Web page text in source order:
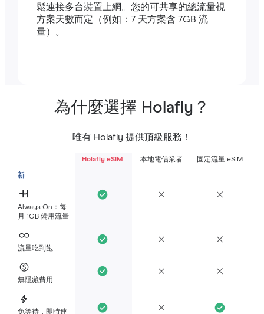
鬆連接多台裝置上網。您的可共享的總流量視
方案天數而定（例如：7 天方案含 7GB 流
量）。
為什麼選擇 Holafly？
唯有 Holafly 提供頂級服務！
Holafly eSIM 本地電信業者 固定流量 eSIM
新
Always On：每
月 1GB 備用流量
流量吃到飽
無隱藏費用
免等待，即時連